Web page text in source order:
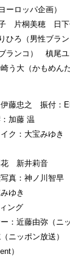
ーロッパ企画）
片桐美穂 日下
ひろ（男性ブラ
ブランコ） 槙尾
う大（かもめんた
藤忠之 振付：
加藤 温
ク：大宝みゆ
花 新井莉音
真：神ノ川智早
ゆき
ング
：近藤由弥（ニ
ニッポン放送
）